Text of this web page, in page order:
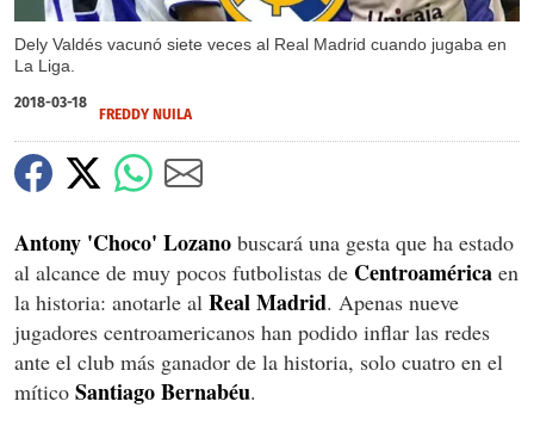
Dely Valdés vacunó siete veces al Real Madrid cuando jugaba en
La Liga.
2018-03-18
FREDDY NUILA
Antony 'Choco' Lozano buscará una gesta que ha estado
al alcance de muy pocos futbolistas de Centroamérica en
la historia: anotarle al Real Madrid. Apenas nueve
jugadores centroamericanos han podido inflar las redes
ante el club más ganador de la historia, solo cuatro en el
mítico Santiago Bernabéu.